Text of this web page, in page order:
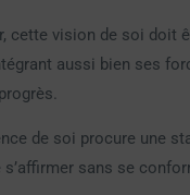
cette vision de soi doit
aussi bien ses
de soi procure une
sans se